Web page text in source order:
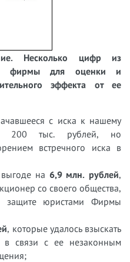
Несколько цифр из
фирмы для оценки и
эффекта от ее
с иска к нашему
200 тыс. рублей, но
встречного иска в
на 6,9 млн. рублей,
со своего общества,
защите юристами Фирмы
, которые удалось взыскать
в связи с ее незаконным